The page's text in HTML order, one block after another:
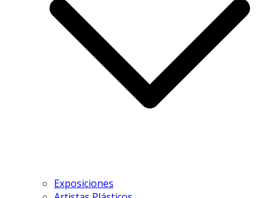
Exposiciones